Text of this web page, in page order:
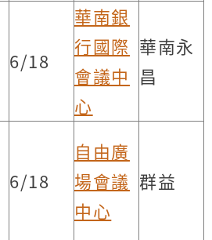
6/18
華南銀
行國際
會議中
心
華南永
昌
6/18
自由廣
場會議
中心
群益